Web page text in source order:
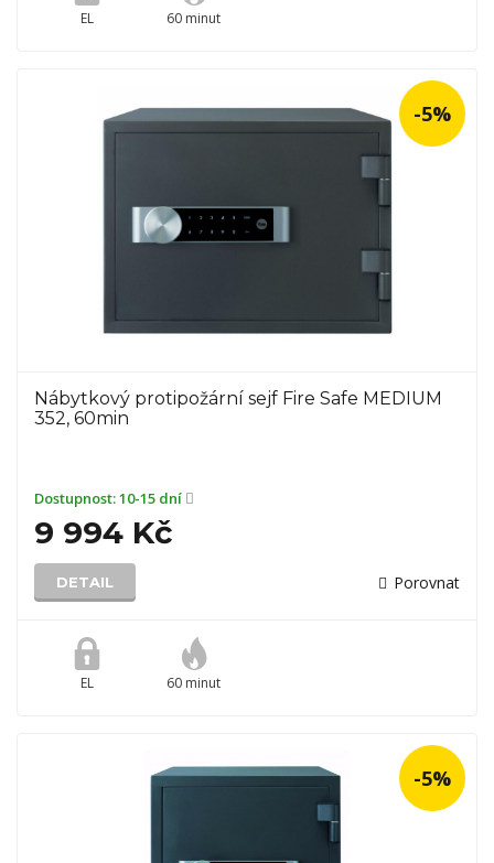
EL 60 minut
Nábytkový protipožární sejf Fire Safe MEDIUM
352, 60min
Dostupnost:10-15 dní
9 994 Kč
DETAIL Porovnat
EL 60 minut
-5%
-5%